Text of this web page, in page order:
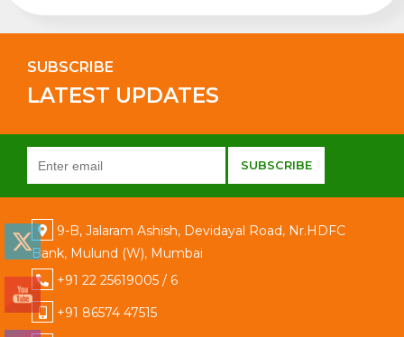
SUBSCRIBE
LATEST UPDATES
9-B, Jalaram Ashish, Devidayal Road, Nr.HDFC
Bank, Mulund (W), Mumbai
+91 22 25619005 / 6
+91 86574 47515